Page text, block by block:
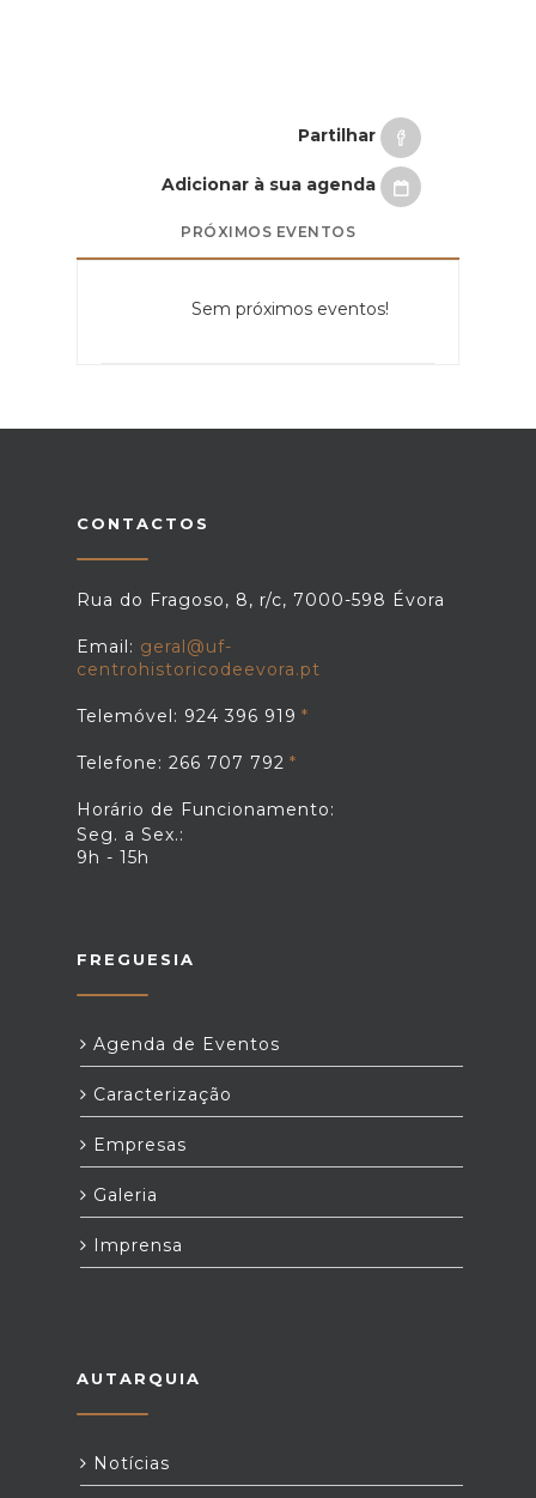
Partilhar
Adicionar à sua agenda
PRÓXIMOS EVENTOS
Sem próximos eventos!
CONTACTOS
Rua do Fragoso, 8, r/c, 7000-598 Évora
Email: geral@uf-
centrohistoricodeevora.pt
Telemóvel: 924 396 919
Telefone: 266 707 792
Horário de Funcionamento:
Seg. a Sex.:
9h - 15h
FREGUESIA
Agenda de Eventos
Caracterização
Empresas
Galeria
Imprensa
AUTARQUIA
Notícias